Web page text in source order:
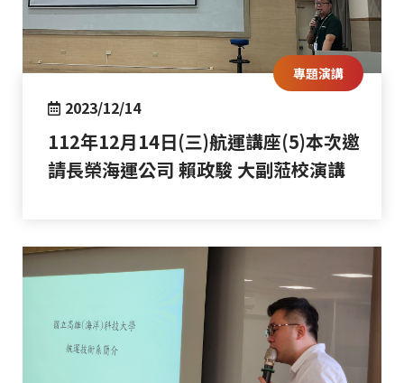
專題演講
2023/12/14
112年12月14日(三)航運講座(5)本次邀
請長榮海運公司 賴政駿 大副蒞校演講